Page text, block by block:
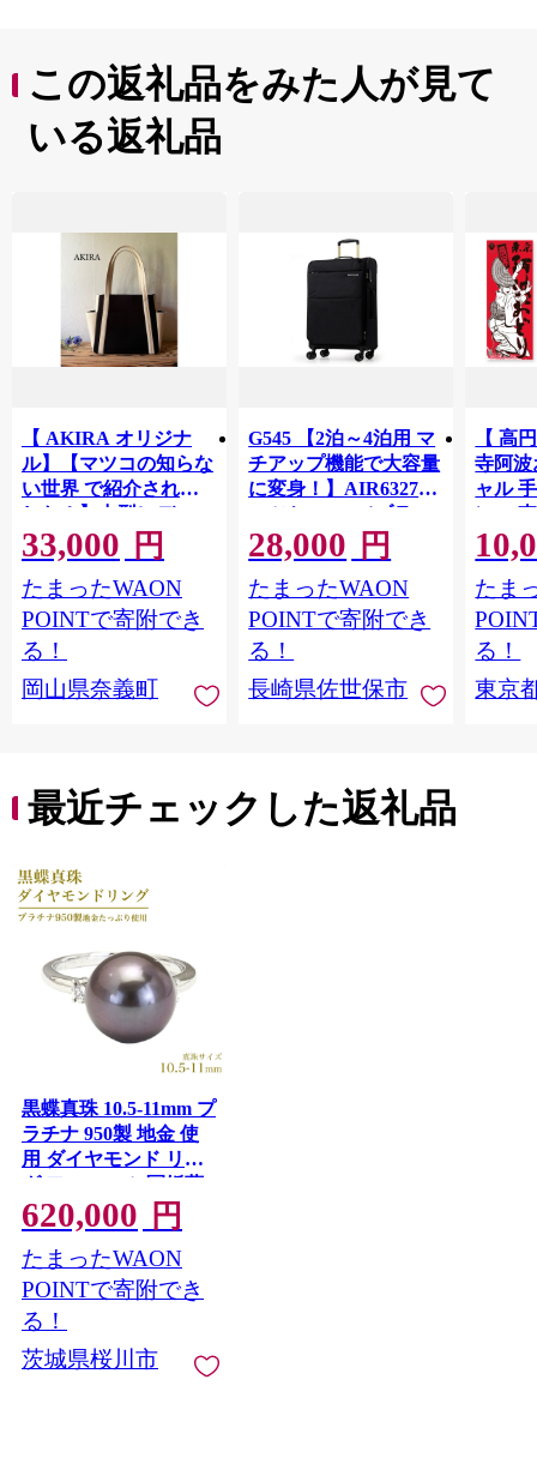
この返礼品をみた人が見て
いる返礼品
【 AKIRA オリジナ
ル】【マツコの知らな
い世界 で紹介されま
した！】中型レディス
トートバッグ ダブル
ポケット 黒帆布×ライ
トベージュ 多収納 6ポ
ケット 軽量 軽い 日本
製 キャンバス 通勤 通
学 大容量 上質 カジュ
アル オシャレ レディ
33,000 円
たまったWAON
POINTで寄附でき
る！
岡山県奈義町
G545 【2泊～4泊用 マ
チアップ機能で大容量
に変身！】AIR6327ス
ーツケースS（ブラッ
ク） TSAロックキャ
リーバッグ 超軽量 ソ
フトキャリーケース S
サイズ 小型 スーツケ
ース キャリーケース
おしゃれ ソフトスー
ツケース 機内持込可
28,000 円
たまったWAON
POINTで寄附でき
る！
長崎県佐世保市
【 高
寺阿波
ャル
）・
おど
ショッ
ット
き下ろ
限定
ワーク
ッズ
たま
る！
東京
最近チェックした返礼品
黒蝶真珠 10.5-11mm プ
ラチナ 950製 地金 使
用 ダイヤモンド リン
グ フォーマル 冠婚葬
祭 結婚式 真珠 ペンダ
ント ネックレス ジュ
エリー ギフト 記念 贈
り物 贈答 プレゼント
[AH136sa]
620,000 円
たまったWAON
POINTで寄附でき
る！
茨城県桜川市